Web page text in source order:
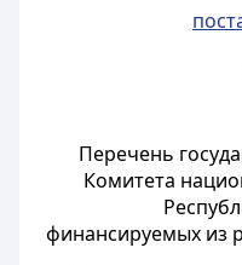
Перечень
Комитета
финансируемых из